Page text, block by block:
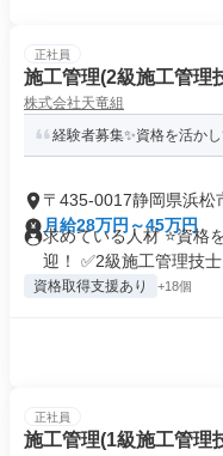
正社員
施工管理(2級施工管理
株式会社天竜組
経験者募集✨資格を活か
〒435-0017静岡県浜松
月給28万円～45万円
求めている人材 ⭐資格
迎！ ✅2級施工管理技士
資格取得支援あり +18個
正社員
施工管理(1級施工管理